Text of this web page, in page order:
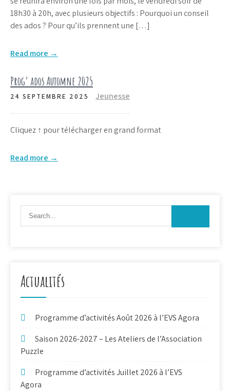
18h30 à 20h, avec plusieurs objectifs : Pourquoi un conseil
des ados ? Pour qu’ils prennent une […]
Read more →
Prog’ ados Automne 2025
24 SEPTEMBRE 2025 Jeunesse
Cliquez ↑ pour télécharger en grand format
Read more →
Actualités
Programme d’activités Août 2026 à l’EVS Agora
Saison 2026-2027 – Les Ateliers de l’Association
Puzzle
Programme d’activités Juillet 2026 à l’EVS
Agora